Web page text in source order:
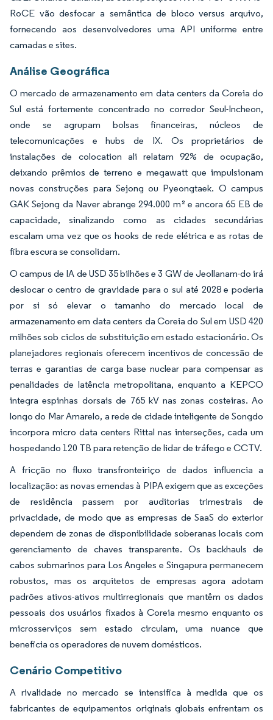
RoCE vão desfocar a semântica de bloco versus arquivo,
fornecendo aos desenvolvedores uma API uniforme entre
camadas e sites.
Análise Geográfica
O mercado de armazenamento em data centers da Coreia do
Sul está fortemente concentrado no corredor Seul-Incheon,
onde se agrupam bolsas financeiras, núcleos de
telecomunicações e hubs de IX. Os proprietários de
instalações de colocation ali relatam 92% de ocupação,
deixando prêmios de terreno e megawatt que impulsionam
novas construções para Sejong ou Pyeongtaek. O campus
GAK Sejong da Naver abrange 294.000 m² e ancora 65 EB de
capacidade, sinalizando como as cidades secundárias
escalam uma vez que os hooks de rede elétrica e as rotas de
fibra escura se consolidam.
O campus de IA de USD 35 bilhões e 3 GW de Jeollanam-do irá
deslocar o centro de gravidade para o sul até 2028 e poderia
por si só elevar o tamanho do mercado local de
armazenamento em data centers da Coreia do Sul em USD 420
milhões sob ciclos de substituição em estado estacionário. Os
planejadores regionais oferecem incentivos de concessão de
terras e garantias de carga base nuclear para compensar as
penalidades de latência metropolitana, enquanto a KEPCO
integra espinhas dorsais de 765 kV nas zonas costeiras. Ao
longo do Mar Amarelo, a rede de cidade inteligente de Songdo
incorpora micro data centers Rittal nas interseções, cada um
hospedando 120 TB para retenção de lidar de tráfego e CCTV.
A fricção no fluxo transfronteiriço de dados influencia a
localização: as novas emendas à PIPA exigem que as exceções
de residência passem por auditorias trimestrais de
privacidade, de modo que as empresas de SaaS do exterior
dependem de zonas de disponibilidade soberanas locais com
gerenciamento de chaves transparente. Os backhauls de
cabos submarinos para Los Angeles e Singapura permanecem
robustos, mas os arquitetos de empresas agora adotam
padrões ativos-ativos multirregionais que mantêm os dados
pessoais dos usuários fixados à Coreia mesmo enquanto os
microsserviços sem estado circulam, uma nuance que
beneficia os operadores de nuvem domésticos.
Cenário Competitivo
A rivalidade no mercado se intensifica à medida que os
fabricantes de equipamentos originais globais enfrentam os